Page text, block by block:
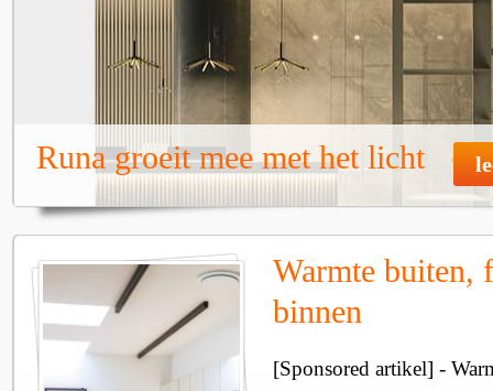
Runa groeit mee met het licht
Warmte buiten,
binnen
[Sponsored artikel] -